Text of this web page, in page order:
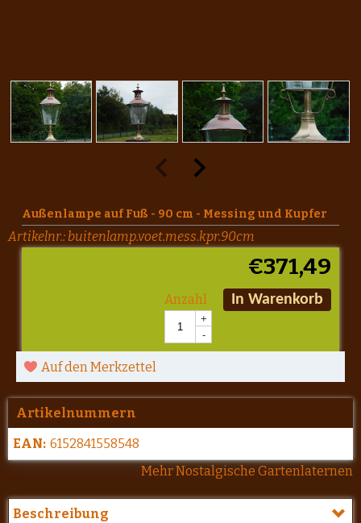
Außenlampe auf Fuß - 90 cm - Messing und Kupfer
Artikelnr.: buitenlamp.voet.mess.kpr.90cm
€371,49
Anzahl
+
-
In Warenkorb
Auf den Merkzettel
Artikelnummern
EAN: 6152841558548
Mehr Nostalgische Gartenlaternen
Beschreibung